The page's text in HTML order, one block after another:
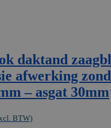
daktand
afwerking
– asgat 30mm
BTW)